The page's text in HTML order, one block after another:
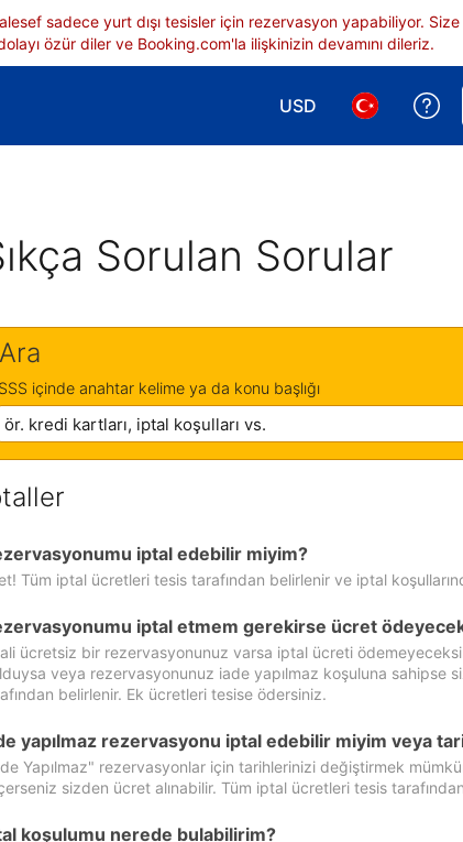
sadece yurt dışı tesisler için rezervasyon yapabiliyor.
dolayı özür diler ve Booking.com'la ilişkinizin devamını dileriz.
USD
Para birimi seçimi
Dil seçimi
Sorulan Sorular
Ara
SSS içinde anahtar kelime ya da konu başlığı
iptal edebilir miyim?
Tüm iptal ücretleri tesis tarafından belirlenir ve iptal
iptal etmem gerekirse ücret
ücretsiz bir rezervasyonunuz varsa iptal ücreti
veya rezervasyonunuz iade yapılmaz koşuluna sahipse
belirlenir. Ek ücretleri tesise ödersiniz.
yapılmaz rezervasyonu iptal edebilir miyim veya
Yapılmaz" rezervasyonlar için tarihlerinizi değiştirmek
sizden ücret alınabilir. Tüm iptal ücretleri tesis
koşulumu nerede bulabilirim?